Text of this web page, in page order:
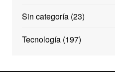
Sin categoría(23)
Tecnología(197)